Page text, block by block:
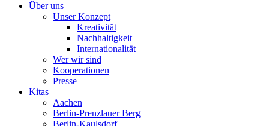
Über uns
Unser Konzept
Kreativität
Nachhaltigkeit
Internationalität
Wer wir sind
Kooperationen
Presse
Kitas
Aachen
Berlin-Prenzlauer Berg
Berlin-Kaulsdorf